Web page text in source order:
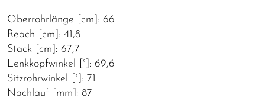
Oberrohrlänge [cm]: 66
Reach [cm]: 41,8
Stack [cm]: 67,7
Lenkkopfwinkel [°]: 69,6
Sitzrohrwinkel [°]: 71
Nachlauf [mm]: 87